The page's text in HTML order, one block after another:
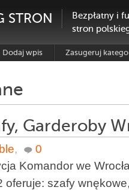
STRON
Bezpłatny i
stron
Dodaj wpis Zasugeruj
Garderoby
,
0
Komandor we
oferuje: szafy